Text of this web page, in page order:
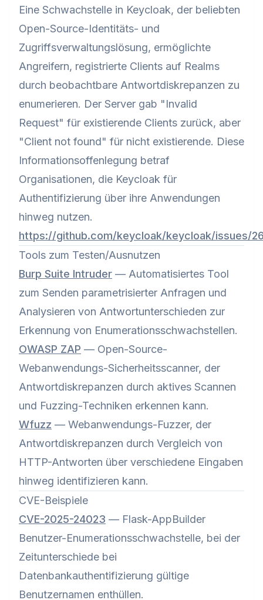
Eine Schwachstelle in Keycloak, der beliebten
Open-Source-Identitäts- und
Zugriffsverwaltungslösung, ermöglichte
Angreifern, registrierte Clients auf Realms
durch beobachtbare Antwortdiskrepanzen zu
enumerieren. Der Server gab "Invalid
Request" für existierende Clients zurück, aber
"Client not found" für nicht existierende. Diese
Informationsoffenlegung betraf
Organisationen, die Keycloak für
Authentifizierung über ihre Anwendungen
hinweg nutzen.
https://github.com/keycloak/keycloak/issues/
Tools zum Testen/Ausnutzen
Burp Suite Intruder — Automatisiertes Tool
zum Senden parametrisierter Anfragen und
Analysieren von Antwortunterschieden zur
Erkennung von Enumerationsschwachstellen.
OWASP ZAP — Open-Source-
Webanwendungs-Sicherheitsscanner, der
Antwortdiskrepanzen durch aktives Scannen
und Fuzzing-Techniken erkennen kann.
Wfuzz — Webanwendungs-Fuzzer, der
Antwortdiskrepanzen durch Vergleich von
HTTP-Antworten über verschiedene Eingaben
hinweg identifizieren kann.
CVE-Beispiele
CVE-2025-24023 — Flask-AppBuilder
Benutzer-Enumerationsschwachstelle, bei der
Zeitunterschiede bei
Datenbankauthentifizierung gültige
Benutzernamen enthüllen.